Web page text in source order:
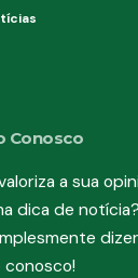
Conosco
a sua
dica de